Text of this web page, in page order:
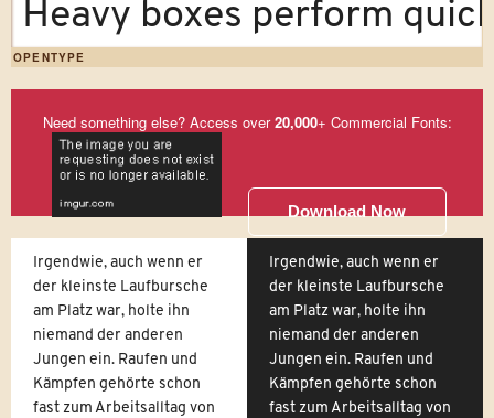
Heavy boxes perform
OPENTYPE
Need something else? Access over20,000+ Commercial Fonts:
Download Now
Irgendwie, auch wenn er
der kleinste Laufbursche
am Platz war, holte ihn
niemand der anderen
Jungen ein. Raufen und
Kämpfen gehörte schon
fast zum Arbeitsalltag von
Irgendwie, auch wenn er
der kleinste Laufbursche
am Platz war, holte ihn
niemand der anderen
Jungen ein. Raufen und
Kämpfen gehörte schon
fast zum Arbeitsalltag von